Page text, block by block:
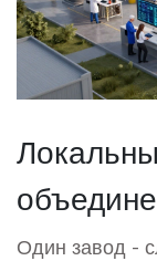
Один завод -